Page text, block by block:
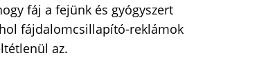
fáj a fejünk és gyógyszert
fájdalomcsillapító-reklámok
az.